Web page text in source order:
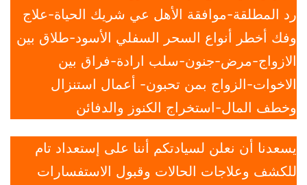
رد المطلقة-موافقة الأهل عي شريك الحياة-علاج
وفك أخطر أنواع السحر السفلي الأسود-طلاق بين
الازواج-مرض-جنون-سلب ارادة-فراق بين
الاخوات-الزواج بمن تحبون- أعمال استنزال
وخطف المال-استخراج الكنوز والدفائن
يسعدنا أن نعلن لسيادتكم أننا على إستعداد تام
للكشف وعلاجات الحالات وقبول الاستفسارات